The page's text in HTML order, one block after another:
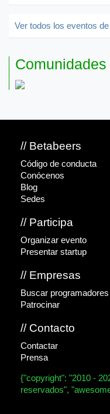
Ver todos los eventos
Comunidades
// Betabeers
Código de conducta
Conócenos
Blog
Sedes
// Participa
Organizar evento
Presentar startup
// Empresas
Buscar programadores
Patrocinar
// Contacto
Contactar
Prensa
{"copyright": "2010 -
reservados",